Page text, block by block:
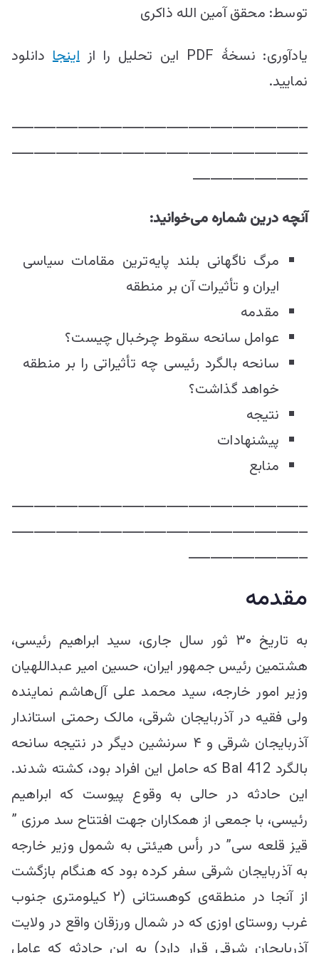
توسط: محقق آمین الله ذاکری
یادآوری: نسخۀ PDF این تحلیل را از
اینجادانلود
نمایید.
ـــــــــــــــــــــــــــــــــــــــــــــــــــــــــــــــــــ
ـــــــــــــــــــــــــــــــــــــــــــــــــــــــــــــــــــ
ــــــــــــــــــــــــــ
آنچه درین شماره می‌خوانید:
مرگ ناگهانی بلند پایه‌ترین مقامات سیاسی
ایران و تأثیرات آن بر منطقه
مقدمه
عوامل سانحه سقوط چرخبال چیست؟
سانحه بالگرد رئیسی چه تأثیراتی را بر منطقه
خواهد گذاشت؟
نتیجه
پیشنهادات
منابع
ـــــــــــــــــــــــــــــــــــــــــــــــــــــــــــــــــــ
ـــــــــــــــــــــــــــــــــــــــــــــــــــــــــــــــــــ
ـــــــــــــــــــــــــــ
مقدمه
به تاریخ ۳۰ ثور سال جاری، سید ابراهیم رئیسی،
هشتمین رئیس جمهور ایران، حسین امیر عبداللهیان
وزیر امور خارجه، سید محمد علی آل‌هاشم نماینده
ولی فقیه در آذربایجان شرقی، مالک رحمتی استاندار
آذربایجان شرقی و ۴ سرنشین دیگر در نتیجه سانحه
بالگرد Bal 412 که حامل این افراد بود، کشته شدند.
این حادثه در حالی به وقوع پیوست که ابراهیم
رئیسی، با جمعی از همکاران جهت افتتاح سد مرزی ”
قیز قلعه سی” در رأس هیئتی به شمول وزیر خارجه
به آذربایجان شرقی سفر کرده بود که هنگام بازگشت
از آنجا در منطقه‌ی کوهستانی (۲ کیلومتری جنوب
غرب روستای اوزی که در شمال ورزقان واقع در ولایت
آذربایجان شرقی قرار دارد) به این حادثه که عامل